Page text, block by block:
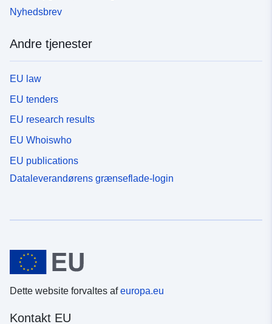
Nyhedsbrev
Andre tjenester
EU law
EU tenders
EU research results
EU Whoiswho
EU publications
Dataleverandørens grænseflade-login
Dette website forvaltes afeuropa.eu
Kontakt EU